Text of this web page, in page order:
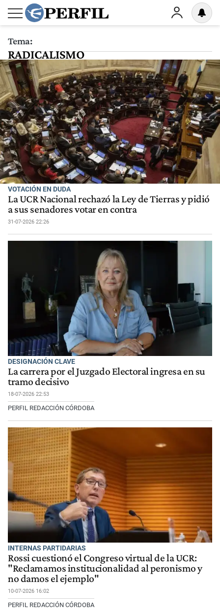
Tema:
RADICALISMO
VOTACIÓN EN DUDA
La UCR Nacional rechazó la Ley de Tierras y pidió
a sus senadores votar en contra
31-07-2026 22:26
DESIGNACIÓN CLAVE
La carrera por el Juzgado Electoral ingresa en su
tramo decisivo
18-07-2026 22:53
PERFIL REDACCIÓN CÓRDOBA
INTERNAS PARTIDARIAS
Rossi cuestionó el Congreso virtual de la UCR:
"Reclamamos institucionalidad al peronismo y
no damos el ejemplo"
10-07-2026 16:02
PERFIL REDACCIÓN CÓRDOBA